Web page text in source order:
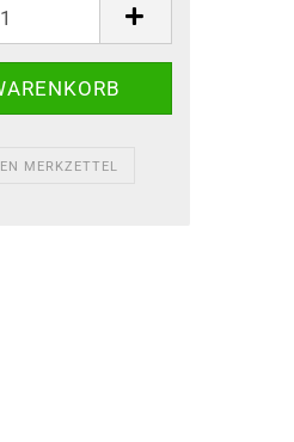
MERKZETTEL